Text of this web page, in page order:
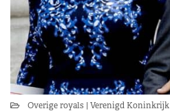
Overige royals Verenigd Koninkrijk